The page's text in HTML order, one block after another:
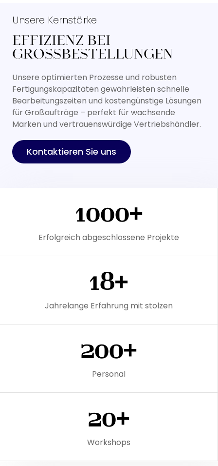
Unsere Kernstärke
EFFIZIENZ BEI
GROSSBESTELLUNGEN
Unsere optimierten Prozesse und robusten
Fertigungskapazitäten gewährleisten schnelle
Bearbeitungszeiten und kostengünstige Lösungen
für Großaufträge – perfekt für wachsende
Marken und vertrauenswürdige Vertriebshändler.
Kontaktieren Sie uns
1000+
Erfolgreich abgeschlossene Projekte
18+
Jahrelange Erfahrung mit stolzen
200+
Personal
20+
Workshops